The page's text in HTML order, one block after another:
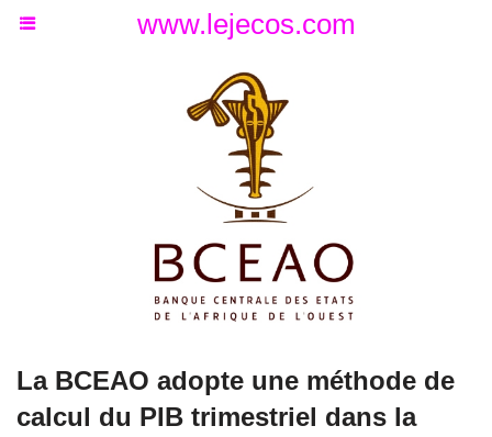
www.lejecos.com
La BCEAO adopte une méthode de
calcul du PIB trimestriel dans la